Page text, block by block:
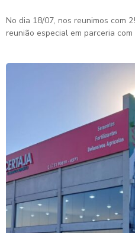
No dia 18/07, nos reunimos com
reunião especial em parceria